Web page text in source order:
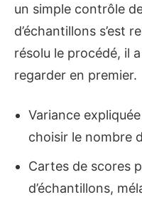
un simple contrôle
d’échantillons s’est
résolu le procédé, il
regarder en premier.
Variance
choisir le nombre
Cartes de scores
d’échantillons,